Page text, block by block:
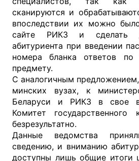
сканируются и
впоследствии их можно
сайте РИКЗ и сделать
абитуриента при введении
номера бланка ответов
предмету.
С аналогичным
минских вузах, к
Беларуси и РИКЗ в свое
Комитет
безрезультатно.
Данные ведомства
сведению, и вниманию
доступны лишь общие итоги